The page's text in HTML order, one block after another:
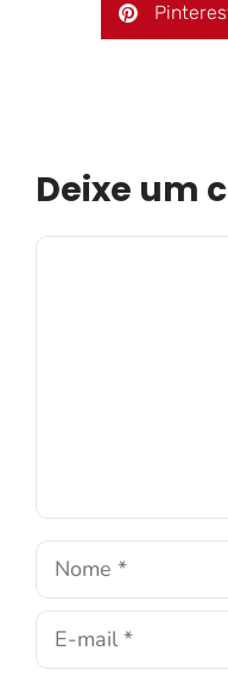
Deixe um